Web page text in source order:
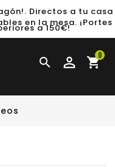
Directos a tu casa
en la mesa. ¡Portes
a 150€!
 shopping_cart0